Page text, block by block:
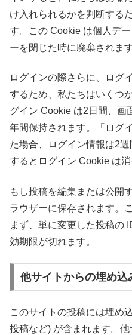
け入れられるかを判断する
す。この Cookie は個人デ
ーを閉じた時に廃棄されます
ログインの際さらに、ログ
するため、私たちはいくつ
グイン Cookie は2日間、画
年間保持されます。「ログ
た場合、ログイン情報は2
するとログイン Cookie は消
もし投稿を編集または公開
ラウザーに保存されます。
まず、単に変更した投稿の
効期限が切れます。
他サイトからの埋め込
このサイトの投稿には埋め
投稿など) が含まれます。